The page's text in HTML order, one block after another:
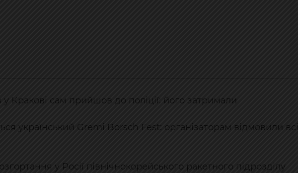
у Кракові сам прийшов до поліції: його затримали
український Gremi Borsch Fest: організаторам відмовили всі
у Росії північнокорейського ракетного підрозділу